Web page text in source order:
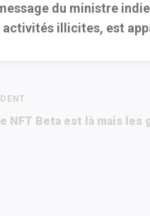
du ministre
activités illicites, est
NFT Beta est là mais les